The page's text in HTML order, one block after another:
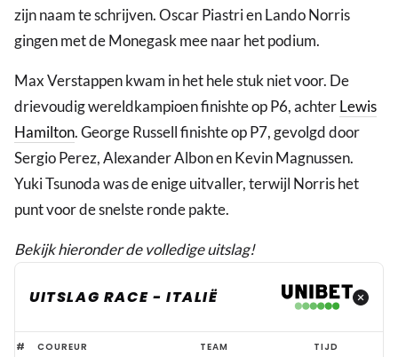
zijn naam te schrijven. Oscar Piastri en Lando Norris
gingen met de Monegask mee naar het podium.
Max Verstappen kwam in het hele stuk niet voor. De
drievoudig wereldkampioen finishte op P6, achterLewis
Hamilton. George Russell finishte op P7, gevolgd door
Sergio Perez, Alexander Albon en Kevin Magnussen.
Yuki Tsunoda was de enige uitvaller, terwijl Norris het
punt voor de snelste ronde pakte.
Bekijk hieronder de volledige uitslag!
UITSLAG RACE - ITALIË
Uitslag
# COUREUR TEAM TIJD